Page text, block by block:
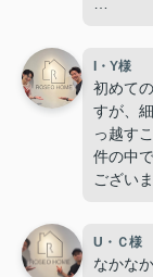
ありが
I・Y様
初めて
すが、
っ越す
件の中
ござい
U・Ｃ様
なかな